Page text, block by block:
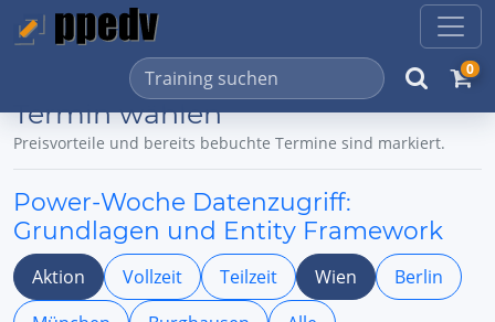
0
Termin wählen
Preisvorteile und bereits bebuchte Termine sind markiert.
Power-Woche Datenzugriff:
Grundlagen und Entity Framework
Aktion Vollzeit Teilzeit Wien
Berlin